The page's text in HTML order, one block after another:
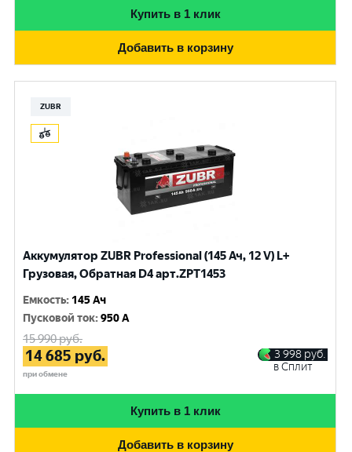
Купить в 1 клик
Добавить в корзину
ZUBR
Аккумулятор ZUBR Professional (145 Ач, 12 V) L+
Грузовая, Обратная D4 арт.ZPT1453
Емкость: 145 Ач
Пусковой ток:950 A
15 990руб.
14 685 руб.
при обмене
3 998 руб.
в Сплит
Купить в 1 клик
Добавить в корзину